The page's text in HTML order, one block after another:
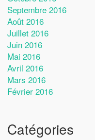
Septembre 2016
Août 2016
Juillet 2016
Juin 2016
Mai 2016
Avril 2016
Mars 2016
Février 2016
Catégories